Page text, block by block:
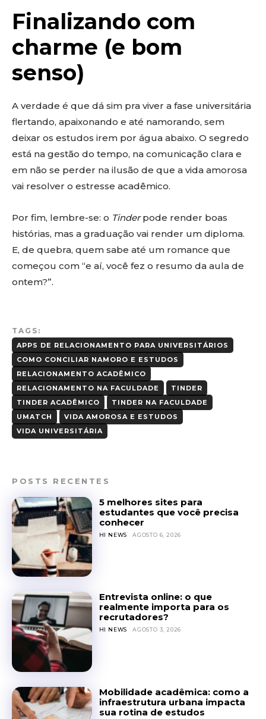
Finalizando com
charme (e bom
senso)
A verdade é que dá sim pra viver a fase universitária
flertando, apaixonando e até namorando, sem
deixar os estudos irem por água abaixo. O segredo
está na gestão do tempo, na comunicação clara e
em não se perder na ilusão de que a vida amorosa
vai resolver o estresse acadêmico.
Por fim, lembre-se: o Tinderpode render boas
histórias, mas a graduação vai render um diploma.
E, de quebra, quem sabe até um romance que
começou com “e aí, você fez o resumo da aula de
ontem?”.
TAGS:
APPS DE RELACIONAMENTO PARA UNIVERSITÁRIOS
COMO CONCILIAR NAMORO E ESTUDOS
RELACIONAMENTO ACADÊMICO
RELACIONAMENTO NA FACULDADE
TINDER
TINDER ACADÊMICO
TINDER NA FACULDADE
UMATCH
VIDA AMOROSA E ESTUDOS
VIDA UNIVERSITÁRIA
POSTS RECENTES
5 melhores sites para
estudantes que você precisa
conhecer
HI NEWS AGOSTO 6, 2026
Entrevista online: o que
realmente importa para os
recrutadores?
HI NEWS AGOSTO 3, 2026
Mobilidade acadêmica: como a
infraestrutura urbana impacta
sua rotina de estudos